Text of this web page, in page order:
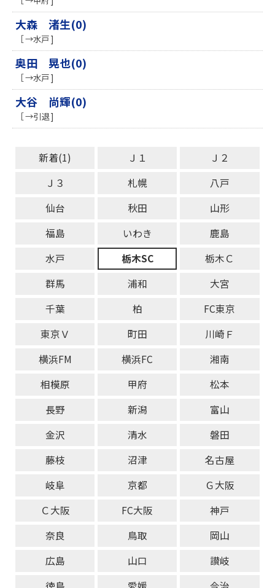
​大森 渚生(0)
［ →水戸 ]
奥田 晃也(0)
［ →水戸 ]
大谷 尚輝(0)
［ →引退 ]
新着(1) Ｊ１
Ｊ２
Ｊ３
札幌
八戸
仙台
秋田
山形
福島
いわき
鹿島
水戸
栃木SC
栃木Ｃ
群馬
浦和
大宮
千葉
柏
FC東京
東京Ｖ
町田
川崎Ｆ
横浜FM
横浜FC
湘南
相模原
甲府
松本
長野
新潟
富山
金沢
清水
磐田
藤枝
沼津
名古屋
岐阜
京都
Ｇ大阪
Ｃ大阪
FC大阪
神戸
奈良
鳥取
岡山
広島
山口
讃岐